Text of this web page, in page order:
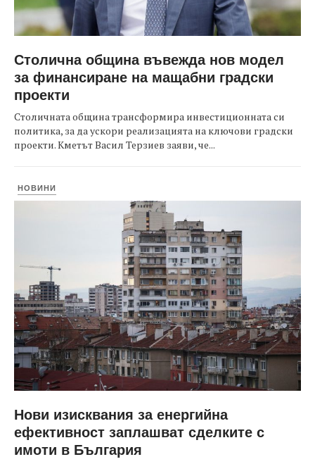
Столична община въвежда нов модел
за финансиране на мащабни градски
проекти
Столичната община трансформира инвестиционната си
политика, за да ускори реализацията на ключови градски
проекти. Кметът Васил Терзиев заяви, че...
НОВИНИ
Нови изисквания за енергийна
ефективност заплашват сделките с
имоти в България